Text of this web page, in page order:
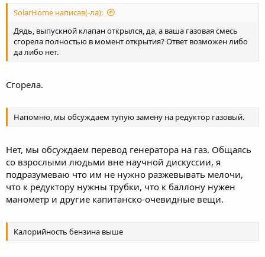
SolarHome написав(-ла):
Дядь, выпускной клапан открылся, да, а ваша газовая смесь
сгорела полностью в момент открытия? Ответ возможен либо
да либо нет.
Сгорела.
Напомню, мы обсуждаем тупую замену на редуктор газовый.
Нет, мы обсуждаем перевод генератора на газ. Общаясь
со взрослыми людьми вне научной дискуссии, я
подразумеваю что им не нужно разжевывать мелочи,
что к редуктору нужны трубки, что к баллону нужен
манометр и другие капитанско-очевидные вещи.
Калорийность бензина выше